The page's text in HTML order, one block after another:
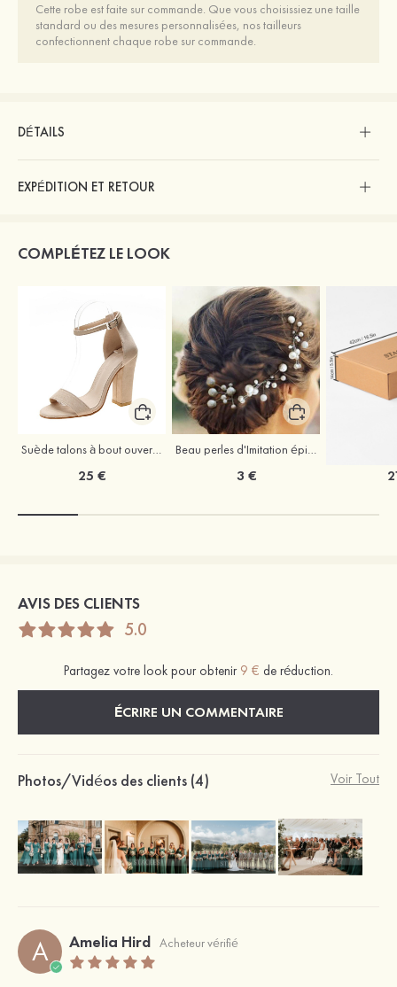
Cette robe est faite sur commande. Que vous choisissiez une taille
standard ou des mesures personnalisées, nos tailleurs
confectionnent chaque robe sur commande.
DÉTAILS
EXPÉDITION ET RETOUR
COMPLÉTEZ LE LOOK
Suède talons à bout ouvert sandales talon bottier chaussures pour les soirées
25 €
Beau perles d'Imitation épingles à cheveux coiffe
3 €
AVIS DES CLIENTS
5.0
Partagez votre look pour obtenir 9 € de réduction.
ÉCRIRE UN COMMENTAIRE
Photos/Vidéos des clients (4) Voir Tout
A Amelia Hird Acheteur vérifié